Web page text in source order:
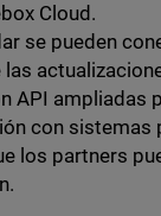
Cloud.
se pueden
API ampliadas
con
los partners